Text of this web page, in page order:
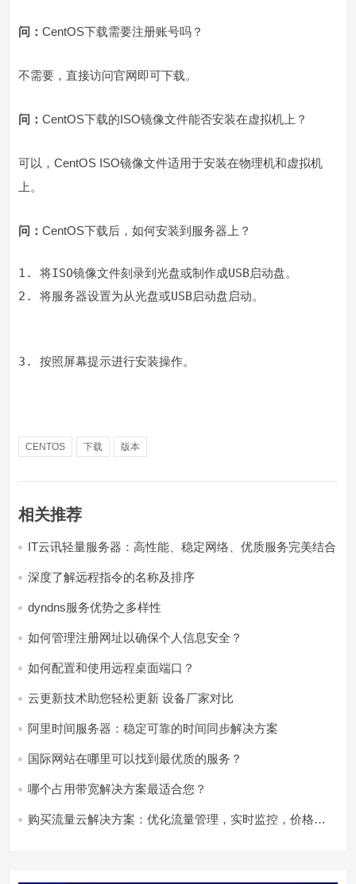
问：CentOS下载需要注册账号吗？
不需要，直接访问官网即可下载。
问：CentOS下载的ISO镜像文件能否安装在虚拟机上？
可以，CentOS ISO镜像文件适用于安装在物理机和虚拟机
上。
问：CentOS下载后，如何安装到服务器上？
2. 将服务器设置为从光盘或USB启动盘启动。
3. 按照屏幕提示进行安装操作。
CENTOS 下载 版本
相关推荐
IT云讯轻量服务器：高性能、稳定网络、优质服务完美结合
深度了解远程指令的名称及排序
dyndns服务优势之多样性
如何管理注册网址以确保个人信息安全？
如何配置和使用远程桌面端口？
云更新技术助您轻松更新 设备厂家对比
阿里时间服务器：稳定可靠的时间同步解决方案
国际网站在哪里可以找到最优质的服务？
哪个占用带宽解决方案最适合您？
购买流量云解决方案：优化流量管理，实时监控，价格实